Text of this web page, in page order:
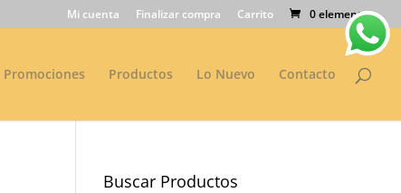
Mi cuenta Finalizar compra Carrito 0 elementos
Promociones Productos Lo Nuevo Contacto
Buscar Productos